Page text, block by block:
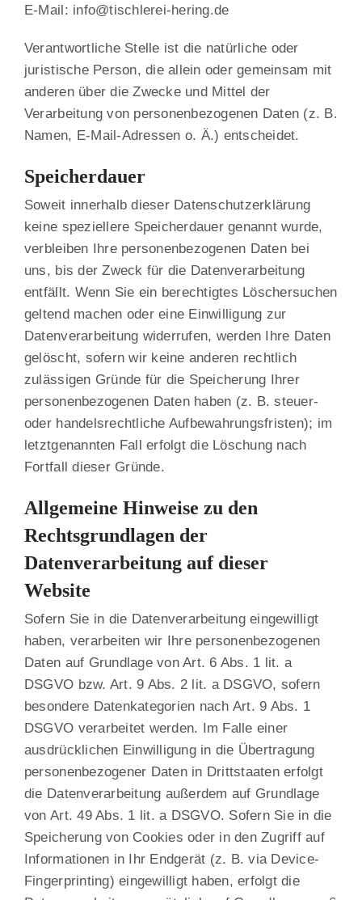
E-Mail: info@tischlerei-hering.de
Verantwortliche Stelle ist die natürliche oder
juristische Person, die allein oder gemeinsam mit
anderen über die Zwecke und Mittel der
Verarbeitung von personenbezogenen Daten (z. B.
Namen, E-Mail-Adressen o. Ä.) entscheidet.
Speicherdauer
Soweit innerhalb dieser Datenschutzerklärung
keine speziellere Speicherdauer genannt wurde,
verbleiben Ihre personenbezogenen Daten bei
uns, bis der Zweck für die Datenverarbeitung
entfällt. Wenn Sie ein berechtigtes Löschersuchen
geltend machen oder eine Einwilligung zur
Datenverarbeitung widerrufen, werden Ihre Daten
gelöscht, sofern wir keine anderen rechtlich
zulässigen Gründe für die Speicherung Ihrer
personenbezogenen Daten haben (z. B. steuer-
oder handelsrechtliche Aufbewahrungsfristen); im
letztgenannten Fall erfolgt die Löschung nach
Fortfall dieser Gründe.
Allgemeine Hinweise zu den
Rechtsgrundlagen der
Datenverarbeitung auf dieser
Website
Sofern Sie in die Datenverarbeitung eingewilligt
haben, verarbeiten wir Ihre personenbezogenen
Daten auf Grundlage von Art. 6 Abs. 1 lit. a
DSGVO bzw. Art. 9 Abs. 2 lit. a DSGVO, sofern
besondere Datenkategorien nach Art. 9 Abs. 1
DSGVO verarbeitet werden. Im Falle einer
ausdrücklichen Einwilligung in die Übertragung
personenbezogener Daten in Drittstaaten erfolgt
die Datenverarbeitung außerdem auf Grundlage
von Art. 49 Abs. 1 lit. a DSGVO. Sofern Sie in die
Speicherung von Cookies oder in den Zugriff auf
Informationen in Ihr Endgerät (z. B. via Device-
Fingerprinting) eingewilligt haben, erfolgt die